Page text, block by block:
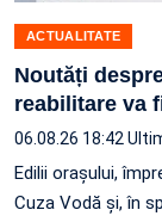
ACTUALITATE
Noutăți
reabilitare va
06.08.26 18:42
Edilii orașului,
Cuza Vodă și, în